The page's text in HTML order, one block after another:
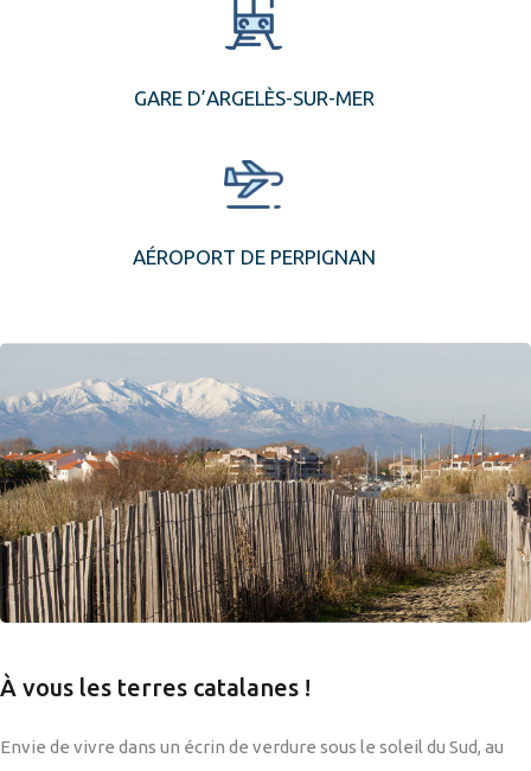
GARE D’ARGELÈS-SUR-MER
AÉROPORT DE PERPIGNAN
À vous les terres catalanes !
Envie de vivre dans un écrin de verdure sous le soleil du Sud, au